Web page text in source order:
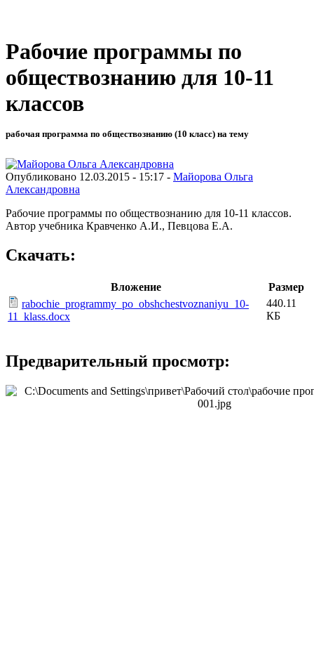
Рабочие программы по
обществознанию для 10-11
классов
рабочая программа по обществознанию (10 класс) на тему
Опубликовано 12.03.2015 - 15:17 - Майорова Ольга
Александровна
Рабочие программы по обществознанию для 10-11 классов.
Автор учебника Кравченко А.И., Певцова Е.А.
Скачать:
Вложение
Размер
rabochie_programmy_po_obshchestvoznaniyu_10-
11_klass.docx
440.11
КБ
Предварительный просмотр: